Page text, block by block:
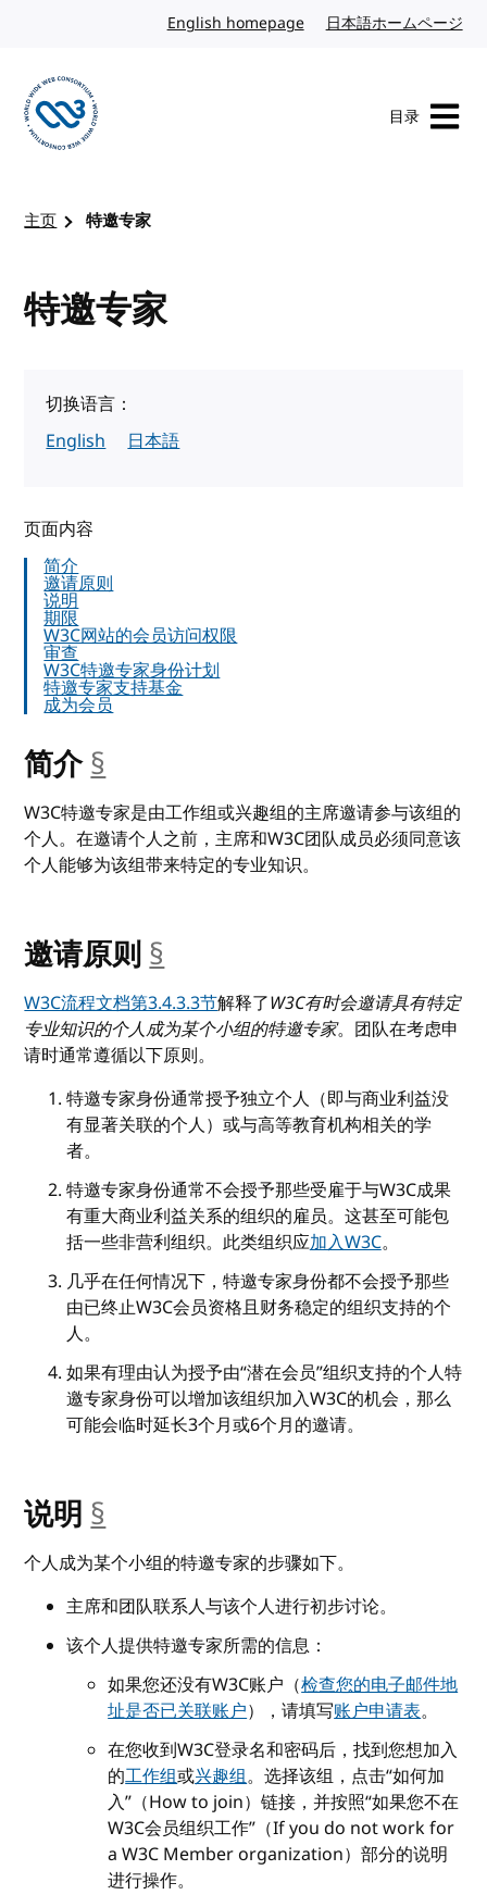
English homepage英文日本語ホームページ
目录
主页 特邀专家
特邀专家
切换语言：
English
日本語
页面内容
简介
邀请原则
说明
期限
W3C网站的会员访问权限
审查
W3C特邀专家身份计划
特邀专家支持基金
成为会员
简介§
W3C特邀专家是由工作组或兴趣组的主席邀请参与该组的
个人。在邀请个人之前，主席和W3C团队成员必须同意该
个人能够为该组带来特定的专业知识。
邀请原则 §
W3C流程文档第3.4.3.3节解释了W3C有时会邀请具有特定
专业知识的个人成为某个小组的特邀专家。团队在考虑申
请时通常遵循以下原则。
特邀专家身份通常授予独立个人（即与商业利益没
有显著关联的个人）或与高等教育机构相关的学
者。
特邀专家身份通常不会授予那些受雇于与W3C成果
有重大商业利益关系的组织的雇员。这甚至可能包
括一些非营利组织。此类组织应加入W3C。
几乎在任何情况下，特邀专家身份都不会授予那些
由已终止W3C会员资格且财务稳定的组织支持的个
人。
如果有理由认为授予由“潜在会员”组织支持的个人特
邀专家身份可以增加该组织加入W3C的机会，那么
可能会临时延长3个月或6个月的邀请。
说明 §
个人成为某个小组的特邀专家的步骤如下。
主席和团队联系人与该个人进行初步讨论。
该个人提供特邀专家所需的信息：
如果您还没有W3C账户（检查您的电子邮件地
址是否已关联账户），请填写账户申请表。
在您收到W3C登录名和密码后，找到您想加入
的工作组或兴趣组。选择该组，点击“如何加
入”（How to join）链接，并按照“如果您不在
W3C会员组织工作”（If you do not work for
a W3C Member organization）部分的说明
进行操作。